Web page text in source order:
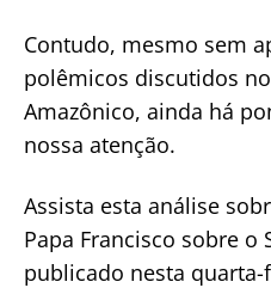
Contudo, mesmo sem
polêmicos discutidos
Amazônico, ainda há
nossa atenção.
Assista esta análise
Papa Francisco sobre o
publicado nesta